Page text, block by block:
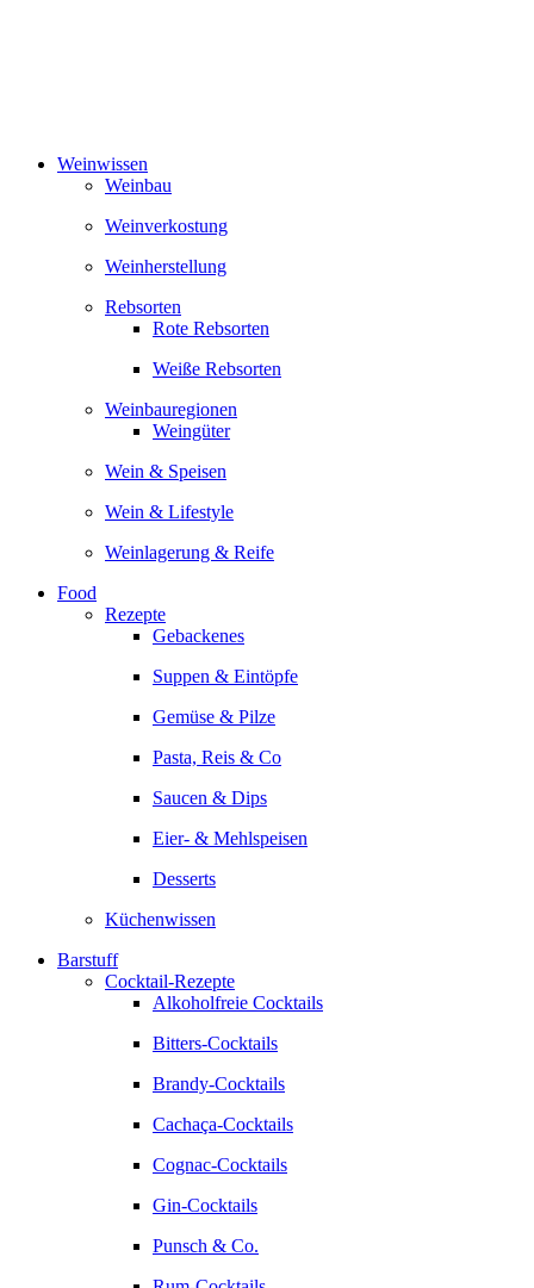
Weinwissen
Weinbau
Weinverkostung
Weinherstellung
Rebsorten
Rote Rebsorten
Weiße Rebsorten
Weinbauregionen
Weingüter
Wein & Speisen
Wein & Lifestyle
Weinlagerung & Reife
Food
Rezepte
Gebackenes
Suppen & Eintöpfe
Gemüse & Pilze
Pasta, Reis & Co
Saucen & Dips
Eier- & Mehlspeisen
Desserts
Küchenwissen
Barstuff
Cocktail-Rezepte
Alkoholfreie Cocktails
Bitters-Cocktails
Brandy-Cocktails
Cachaça-Cocktails
Cognac-Cocktails
Gin-Cocktails
Punsch & Co.